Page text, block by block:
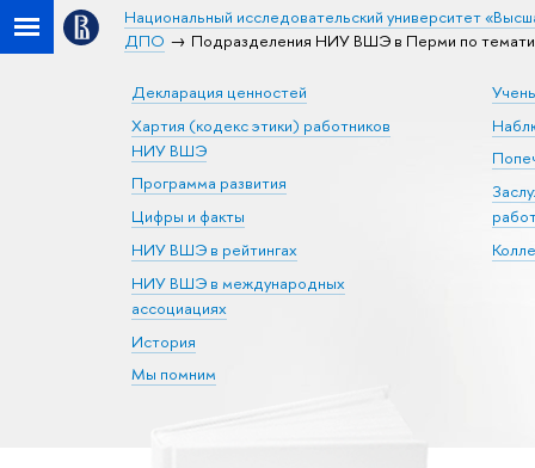
Национальный исследовательский университет
ДПО
Подразделения НИУ ВШЭ в Перми по
Декларация ценностей
Хартия (кодекс этики) работников
НИУ ВШЭ
Программа развития
Цифры и факты
НИУ ВШЭ в рейтингах
НИУ ВШЭ в международных
ассоциациях
История
Мы помним